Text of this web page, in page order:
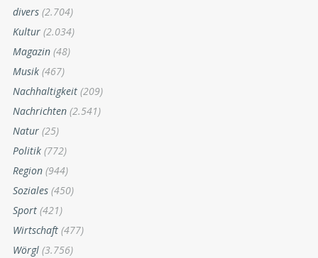
divers (2.704)
Kultur (2.034)
Magazin (48)
Musik (467)
Nachhaltigkeit (209)
Nachrichten (2.541)
Natur (25)
Politik (772)
Region (944)
Soziales (450)
Sport (421)
Wirtschaft (477)
Wörgl (3.756)